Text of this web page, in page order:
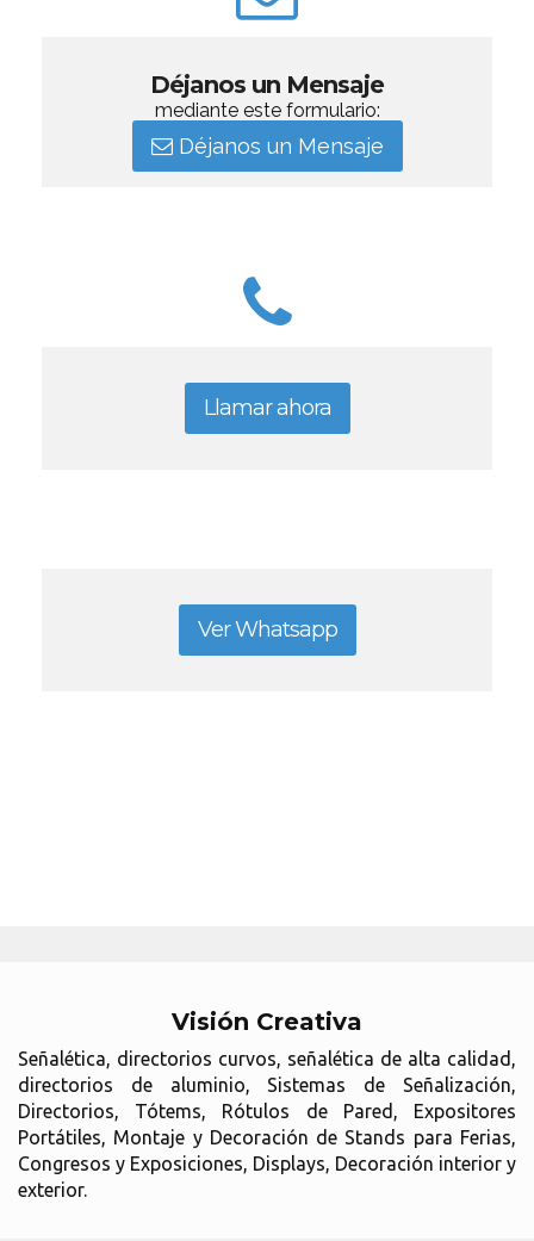
Déjanos un Mensaje
mediante este formulario:
Déjanos un Mensaje
Llamar ahora
Ver Whatsapp
Visión Creativa
Señalética, directorios curvos, señalética de alta calidad,
directorios de aluminio, Sistemas de Señalización,
Directorios, Tótems, Rótulos de Pared, Expositores
Portátiles, Montaje y Decoración de Stands para Ferias,
Congresos y Exposiciones, Displays, Decoración interior y
exterior.